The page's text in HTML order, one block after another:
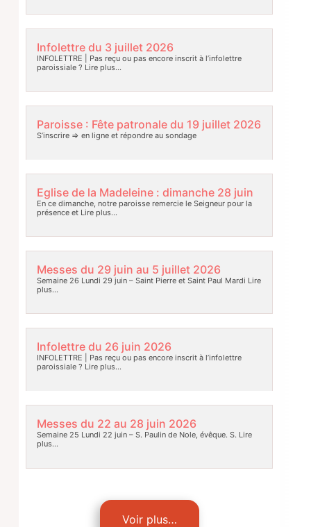
Infolettre du 3 juillet 2026
INFOLETTRE | Pas reçu ou pas encore inscrit à l’infolettre
paroissiale ? Lire plus…
Paroisse : Fête patronale du 19 juillet 2026
S’inscrire => en ligne et répondre au sondage
Eglise de la Madeleine : dimanche 28 juin
En ce dimanche, notre paroisse remercie le Seigneur pour la
présence etLire plus…
Messes du 29 juin au 5 juillet 2026
Semaine 26 Lundi 29 juin – Saint Pierre et Saint Paul Mardi Lire
plus…
Infolettre du 26 juin 2026
INFOLETTRE | Pas reçu ou pas encore inscrit à l’infolettre
paroissiale ? Lire plus…
Messes du 22 au 28 juin 2026
Semaine 25 Lundi 22 juin – S. Paulin de Nole, évêque. S. Lire
plus…
Voir plus…